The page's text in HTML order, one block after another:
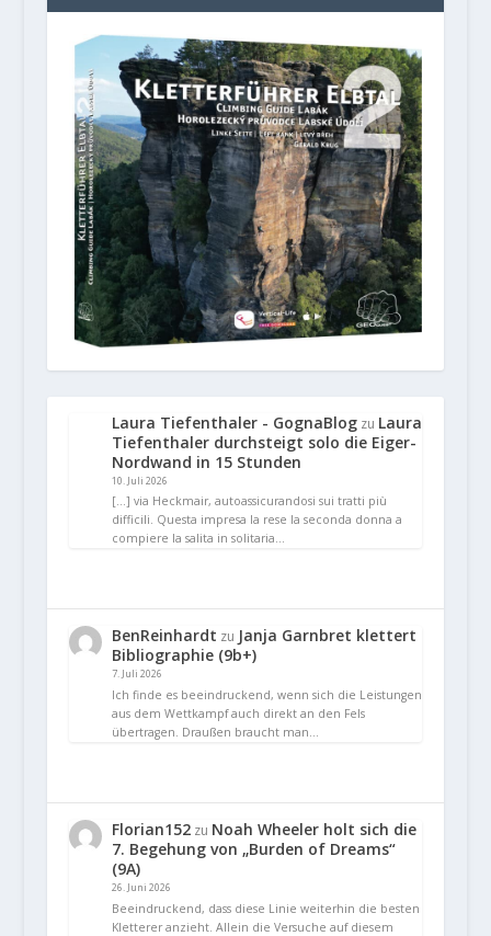
Laura Tiefenthaler - GognaBlogzu Laura
Tiefenthaler durchsteigt solo die Eiger-
Nordwand in 15 Stunden
10. Juli 2026
[…] via Heckmair, autoassicurandosi sui tratti più
difficili. Questa impresa la rese la seconda donna a
compiere la salita in solitaria…
BenReinhardt zu Janja Garnbret klettert
Bibliographie (9b+)
7. Juli 2026
Ich finde es beeindruckend, wenn sich die Leistungen
aus dem Wettkampf auch direkt an den Fels
übertragen. Draußen braucht man…
Florian152zu Noah Wheeler holt sich die
7. Begehung von „Burden of Dreams“
(9A)
26. Juni 2026
Beeindruckend, dass diese Linie weiterhin die besten
Kletterer anzieht. Allein die Versuche auf diesem